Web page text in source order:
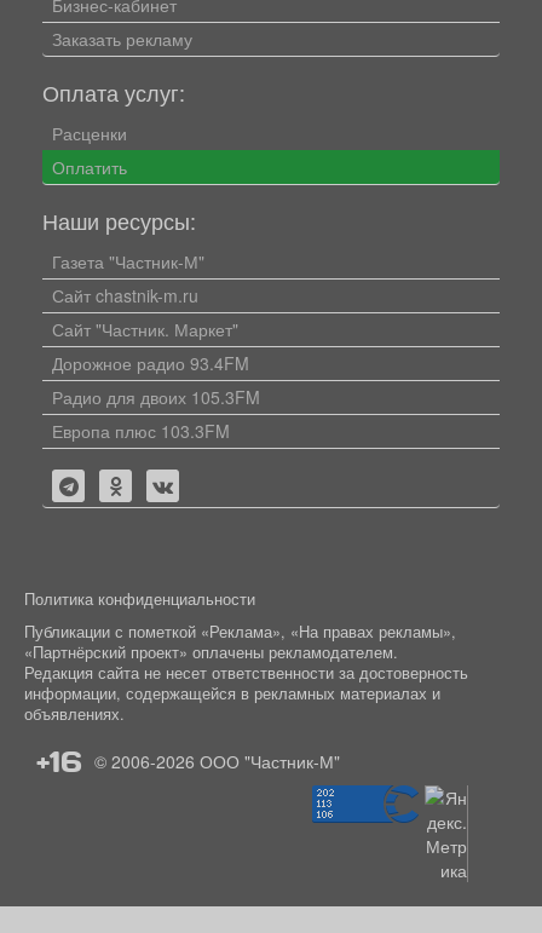
Бизнес-кабинет
Заказать рекламу
Оплата услуг:
Расценки
Оплатить
Наши ресурсы:
Газета "Частник-М"
Сайт chastnik-m.ru
Сайт "Частник. Маркет"
Дорожное радио 93.4FM
Радио для двоих 105.3FM
Европа плюс 103.3FM
Политика конфиденциальности
Публикации с пометкой «Реклама», «На правах рекламы»,
«Партнёрский проект» оплачены рекламодателем.
Редакция сайта не несет ответственности за достоверность
информации, содержащейся в рекламных материалах и
объявлениях.
+16 © 2006-2026 ООО "Частник-М"